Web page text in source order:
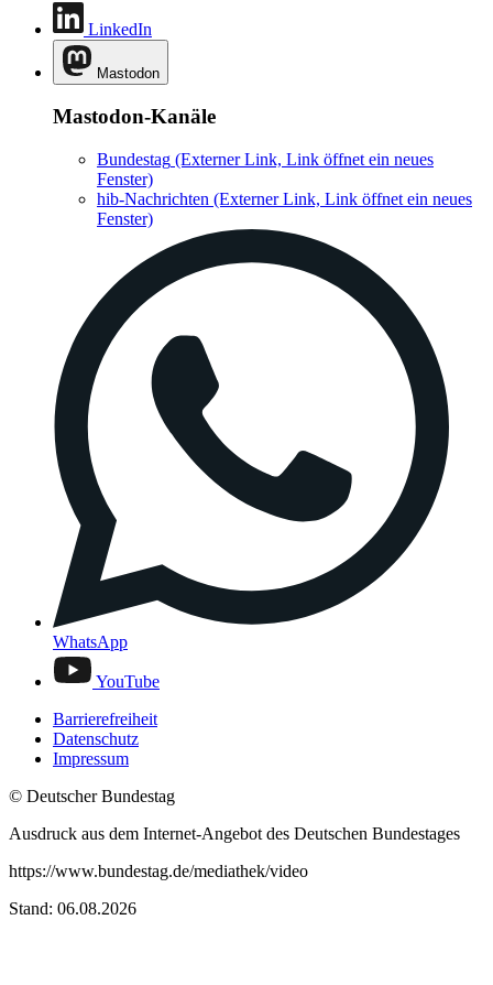
LinkedIn
Mastodon
Mastodon-Kanäle
Bundestag (Externer Link, Link öffnet ein neues
Fenster)
hib-Nachrichten (Externer Link, Link öffnet ein neues
Fenster)
WhatsApp
YouTube
Barrierefreiheit
Datenschutz
Impressum
© Deutscher Bundestag
Ausdruck aus dem Internet-Angebot des Deutschen Bundestages
https://www.bundestag.de/mediathek/video
Stand: 06.08.2026